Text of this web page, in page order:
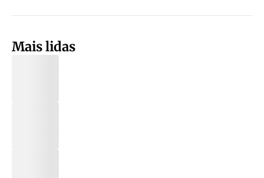
Mais lidas